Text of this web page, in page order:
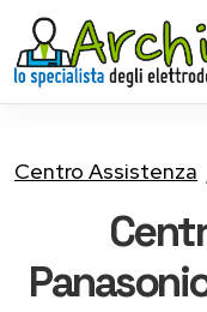
Centro Assistenza